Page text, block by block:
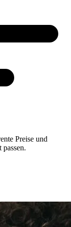
Preise und